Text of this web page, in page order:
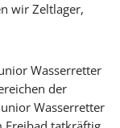
wir Zeltlager,
Wasserretter
der
Wasserretter